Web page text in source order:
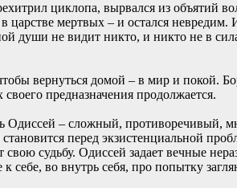
циклопа, вырвался из объятий
мертвых – и остался невредим.
души не видит никто, и никто не в
вернуться домой – в мир и покой.
предназначения продолжается.
Одиссей – сложный, противоречивый,
перед экзистенциальной
свою судьбу. Одиссей задает вечные
себе, во внутрь себя, про попытку